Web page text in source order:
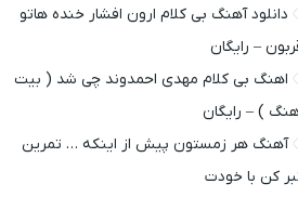
دانلود آهنگ بی کلام ارون افشار خنده هاتو
– رایگان
اهنگ بی کلام مهدی احمدوند چی شد ( بیت
) – رایگان
آهنگ هر زمستون پیش از اینکه … تمرین
کن با خودت